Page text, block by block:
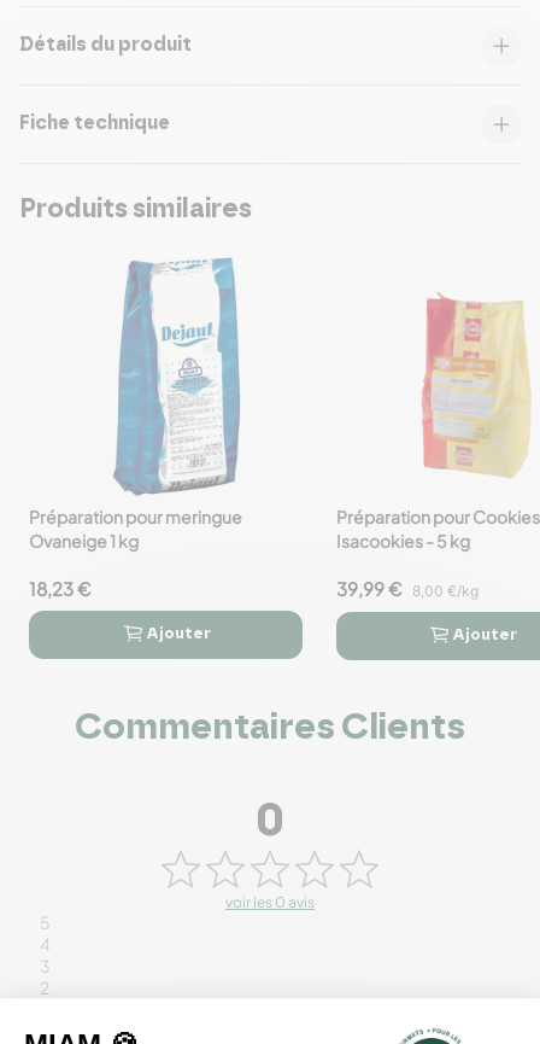
Détails du produit
Fiche technique
Produits similaires
favorite_border
Préparation pour meringue
Ovaneige 1 kg
18,23 €
 
Ajouter
favorite_border
Préparation pour Cookies
Isacookies - 5 kg
39,99 € 8,00 €/kg
 
Ajouter
Commentaires Clients
0
voir les 0 avis
5
4
3
2